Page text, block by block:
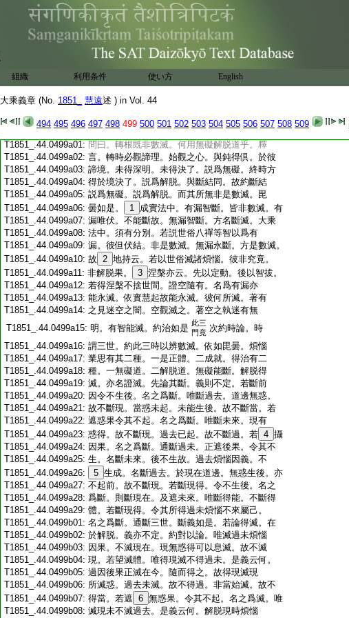
組織 利用条件 使い方 English
大乘義章 (No. 1851_ 慧遠述 ) in Vol. 44
494 495 496 497 498 499 500 501 502 503 504 505 506 507 508 509
T1851_.44.0498c19:於利中。爲是不滅。又復鈍慧照境之功。治障
T1851_.44.0498c20: 之能。利中兼有。非全別異。故非數滅。如證果
T1851_.44.0498c21:時捨向無漏不名數滅。此亦如之。問曰。人説。
T1851_.44.0498c22:
微細無明在於根中。説之以爲障根無知。斷
此無知。應名數滅。何故非乎。釋言。若有微細
T1851_.44.0498c24:無明。在於根中説爲障者。轉根之時。應捨無
T1851_.44.0498c25:明不捨無漏。轉根之時。唯捨無漏。不言更有
T1851_.44.0498c26:無明可捨。明知。此中無別無明。但鈍無漏。不
T1851_.44.0498c27:同利知。名曰無知。以鈍妨利。説之爲障。體是
T1851_.44.0498c28: 無漏。是故離之不名數滅。非數滅故。毘婆沙
T1851_.44.0499a01: 問曰。轉根既非數滅。何用無礙解脱道乎。釋
T1851_.44.0499a02: 言。轉時必觀諦理。始觀之心。與鈍得倶。於彼
T1851_.44.0499a03: 諦境。未得深明。未得決了。説爲無礙。終時方
T1851_.44.0499a04: 得於境決了。説爲解脱。與斷結同。故約斷結
T1851_.44.0499a05: 説爲無礙。説爲解脱。而其所無非是數滅。毘
T1851_.44.0499a06: 曇如是。 1 成實法中。有漏智斷。皆非數滅。有
T1851_.44.0499a07: 漏唯伏。不能斷故。無漏智斷。方名斷滅。大乘
T1851_.44.0499a08: 法中。須有分別。若説世俗八禪等智以爲有
T1851_.44.0499a09: 漏。彼但伏結。非是數滅。無漏永斷。方是數滅。
T1851_.44.0499a10: 故 2 地持云。若以世俗滅諸煩惱。彼非究竟。
T1851_.44.0499a11: 非解脱果。 3 涅槃亦云。先以定動。後以智拔。
T1851_.44.0499a12: 若得涅槃不捨世間。證空隨有。名爲有漏亦
T1851_.44.0499a13: 能永滅。依實慧起故能永滅。彼何所滅。著有
T1851_.44.0499a14: 之見迷空之闇。空觀滅之。著空之執迷有無
T1851_.44.0499a15: 明。有智能滅。約治如是 此三
門竟 次約時論。時
T1851_.44.0499a16: 謂三世。約此三時以辨數滅。依如毘曇。煩惱
T1851_.44.0499a17: 業思有其二種。一是正體。二成就。得治有二
T1851_.44.0499a18: 種。一無礙道。二解脱道。無礙能斷。解脱得
T1851_.44.0499a19: 滅。亦名證滅。先論其斷。義則不定。若斷前
T1851_.44.0499a20: 因令不生後。名之爲斷。唯斷過去。道邊無惑。
T1851_.44.0499a21: 故不斷現。當惑未起。未能生後。故不斷當。若
T1851_.44.0499a22: 遮惑果令其不起。名之爲斷。唯斷未來。現有
T1851_.44.0499a23: 惑得。故不斷現。過去已起。故不斷過。若 4 攝
T1851_.44.0499a24: 因果。名之爲斷。通斷過未。正遮後果。令其不
T1851_.44.0499a25: 生。名斷未來。後不生故。過去煩惱因義。不
T1851_.44.0499a26:
5 生成。名斷過去。於現在道邊。無惑生後。亦
T1851_.44.0499a27: 不起前。故不斷現。若斷現得。令不生後。名之
T1851_.44.0499a28: 爲斷。則斷現在。及遮未來。唯斷得能。不斷得
T1851_.44.0499a29: 體。若斷現得。令其所得過未煩惱不來屬己。
T1851_.44.0499b01: 名之爲斷。通斷三世。斷義如是。若論得滅。在
T1851_.44.0499b02: 於解脱。義亦不定。約對以論。唯滅過未煩惱
T1851_.44.0499b03: 因果。不滅現在。現無惑得可以息滅。故不滅
T1851_.44.0499b04: 現。若望滅體。唯得現滅不得過未。是義云何。
T1851_.44.0499b05: 過因後果正滅在今。隨而得之。故得現滅現
T1851_.44.0499b06: 所滅惑。過去未滅。故不得過。非當始滅。故不
T1851_.44.0499b07: 得當。若遮 6 無惑果。令其不起。名之爲滅。唯
T1851_.44.0499b08: 滅現未不滅過去。是義云何。解脱現時煩惱